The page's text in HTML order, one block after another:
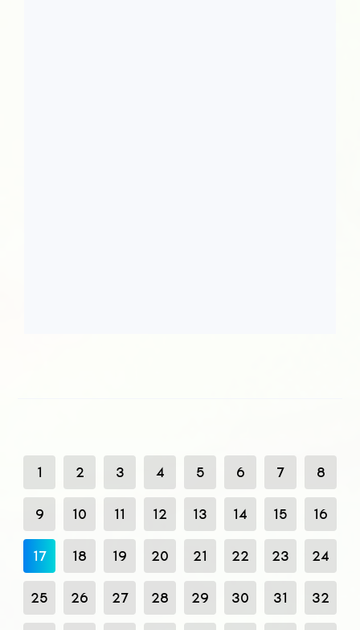
1 2 3 4 5 6 7 8
9 10 11 12 13 14 15 16
17 18 19 20 21 22 23 24
25 26 27 28 29 30 31 32